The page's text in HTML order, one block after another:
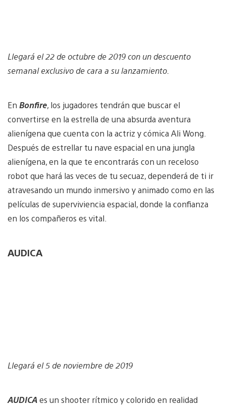
Llegará el 22 de octubre de 2019 con un descuento
semanal exclusivo de cara a su lanzamiento.
En Bonfire, los jugadores tendrán que buscar el
convertirse en la estrella de una absurda aventura
alienígena que cuenta con la actriz y cómica Ali Wong.
Después de estrellar tu nave espacial en una jungla
alienígena, en la que te encontrarás con un receloso
robot que hará las veces de tu secuaz, dependerá de ti ir
atravesando un mundo inmersivo y animado como en las
películas de superviviencia espacial, donde la confianza
en los compañeros es vital.
AUDICA
Llegará el 5 de noviembre de 2019
AUDICAes un shooter rítmico y colorido en realidad